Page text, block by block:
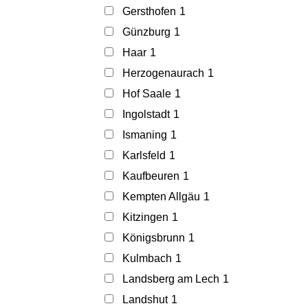
Gersthofen 1
Günzburg 1
Haar 1
Herzogenaurach 1
Hof Saale 1
Ingolstadt 1
Ismaning 1
Karlsfeld 1
Kaufbeuren 1
Kempten Allgäu 1
Kitzingen 1
Königsbrunn 1
Kulmbach 1
Landsberg am Lech 1
Landshut 1